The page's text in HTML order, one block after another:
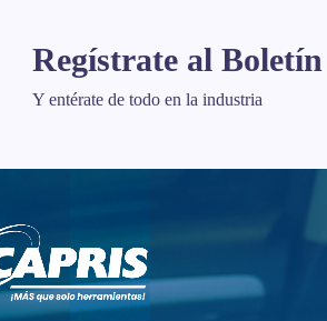
Regístrate al Boletín
Y entérate de todo en la industria